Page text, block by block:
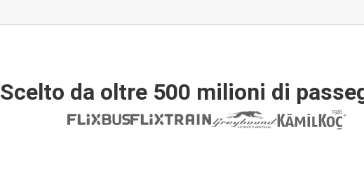
Scelto da oltre 500 milioni di